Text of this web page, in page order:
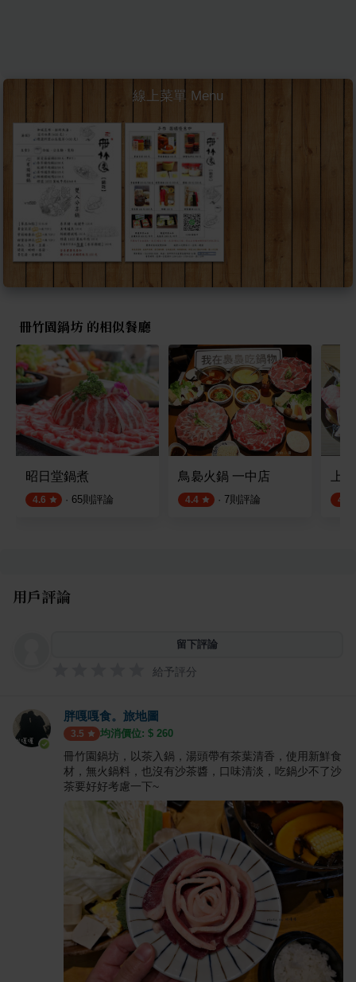
線上菜單 Menu
冊竹園鍋坊 的相似餐廳
昭日堂鍋煮
4.6 · 65則評論
鳥裊火鍋 一中店
4.4 · 7則評論
上
4.6
用戶評論
留下評論
給予評分
胖嘎嘎食。旅地圖
3.5 均消價位: $ 260
冊竹園鍋坊，以茶入鍋，湯頭帶有茶葉清香，使用新鮮食
材，無火鍋料，也沒有沙茶醬，口味清淡，吃鍋少不了沙
茶要好好考慮一下~